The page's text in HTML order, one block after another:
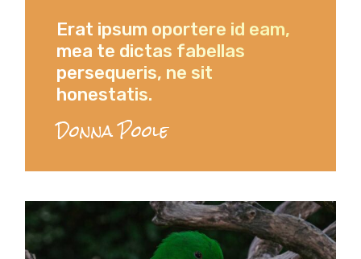
Erat ipsum oportere id eam,
mea te dictas fabellas
persequeris, ne sit
honestatis.
Donna Poole